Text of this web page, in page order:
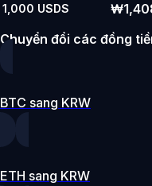
1,000 USDS
Chuyển đổi các đồng
BTC sang KRW
ETH sang KRW